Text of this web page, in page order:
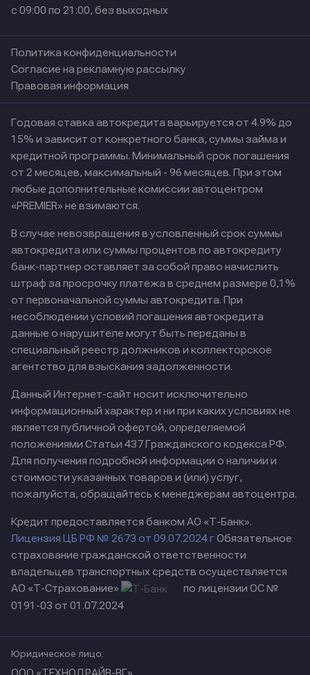
с 09:00 по 21:00, без выходных
Политика конфиденциальности
Согласие на рекламную рассылку
Правовая информация
Годовая ставка автокредита варьируется от 4.9% до
15% и зависит от конкретного банка, суммы займа и
кредитной программы. Минимальный срок погашения
от 2 месяцев, максимальный - 96 месяцев. При этом
любые дополнительные комиссии автоцентром
«PREMIER» не взимаются.
В случае невозвращения в условленный срок суммы
автокредита или суммы процентов по автокредиту
банк-партнер оставляет за собой право начислить
штраф за просрочку платежа в среднем размере 0,1%
от первоначальной суммы автокредита. При
несоблюдении условий погашения автокредита
данные о нарушителе могут быть переданы в
специальный реестр должников и коллекторское
агентство для взыскания задолженности.
Данный Интернет-сайт носит исключительно
информационный характер и ни при каких условиях не
является публичной офертой, определяемой
положениями Статьи 437 Гражданского кодекса РФ.
Для получения подробной информации о наличии и
стоимости указанных товаров и (или) услуг,
пожалуйста, обращайтесь к менеджерам автоцентра.
Кредит предоставляется банком АО «Т-Банк».
Лицензия ЦБ РФ № 2673 от 09.07.2024 гОбязательное
страхование гражданской ответственности
владельцев транспортных средств осуществляется
АО «Т-Страхование»
по лицензии ОС №
0191-03 от 01.07.2024
Юридическое лицо: